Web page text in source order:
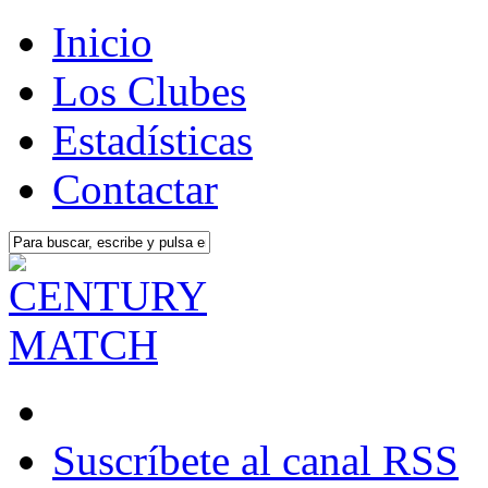
Inicio
Los Clubes
Estadísticas
Contactar
Suscríbete al canal RSS